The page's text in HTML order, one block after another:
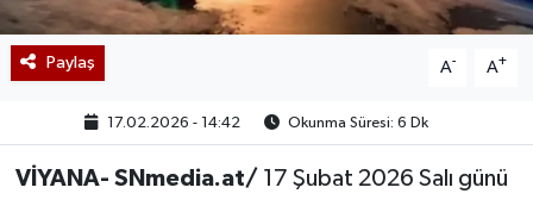
Paylaş A- A+
17.02.2026 - 14:42 Okunma Süresi: 6 Dk
VİYANA- SNmedia.at/ 17 Şubat 2026 Salı günü